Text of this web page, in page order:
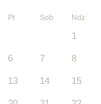
Pt Sob Ndz
1
6 7 8
13 14 15